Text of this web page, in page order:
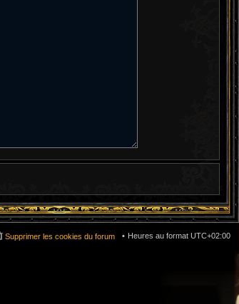
Heures au format UTC+02:00
Supprimer les cookies du forum